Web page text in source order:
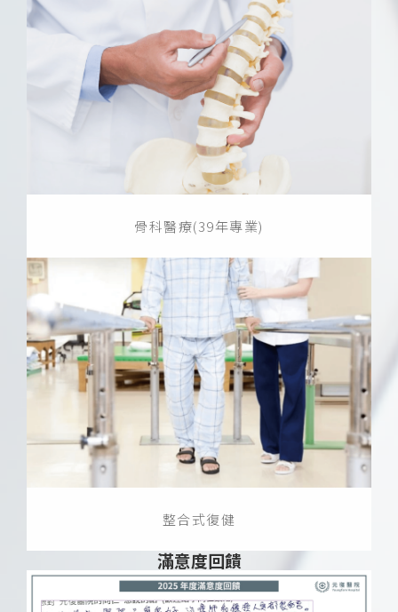
骨科醫療(39年專業)
整合式復健
滿意度回饋